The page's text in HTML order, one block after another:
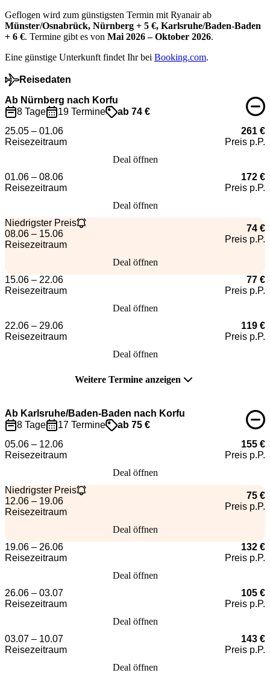
Geflogen wird zum günstigsten Termin mit Ryanair ab
Münster/Osnabrück, Nürnberg + 5 €, Karlsruhe/Baden-Baden
+ 6 €. Termine gibt es von Mai 2026 – Oktober 2026.
Eine günstige Unterkunft findet Ihr bei Booking.com.
Reisedaten
Ab Nürnberg nach Korfu
8 Tage
19 Termine
ab 74 €
25.05 – 01.06
Reisezeitraum
261 €
Preis p.P.
Deal öffnen
01.06 – 08.06
Reisezeitraum
172 €
Preis p.P.
Deal öffnen
Niedrigster Preis
08.06 – 15.06
Reisezeitraum
74 €
Preis p.P.
Deal öffnen
15.06 – 22.06
Reisezeitraum
77 €
Preis p.P.
Deal öffnen
22.06 – 29.06
Reisezeitraum
119 €
Preis p.P.
Deal öffnen
Weitere Termine anzeigen
Ab Karlsruhe/Baden-Baden nach Korfu
8 Tage
17 Termine
ab 75 €
05.06 – 12.06
Reisezeitraum
155 €
Preis p.P.
Deal öffnen
Niedrigster Preis
12.06 – 19.06
Reisezeitraum
75 €
Preis p.P.
Deal öffnen
19.06 – 26.06
Reisezeitraum
132 €
Preis p.P.
Deal öffnen
26.06 – 03.07
Reisezeitraum
105 €
Preis p.P.
Deal öffnen
03.07 – 10.07
Reisezeitraum
143 €
Preis p.P.
Deal öffnen